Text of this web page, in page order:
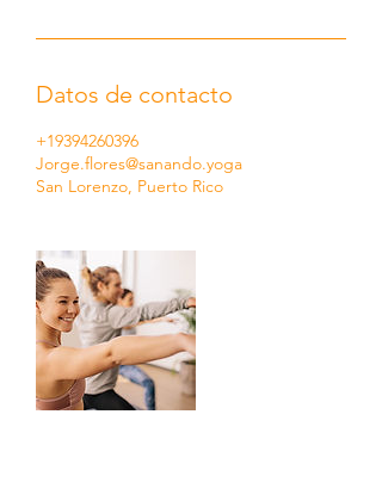
Datos de contacto
+19394260396
Jorge.flores@sanando.yoga
San Lorenzo, Puerto Rico